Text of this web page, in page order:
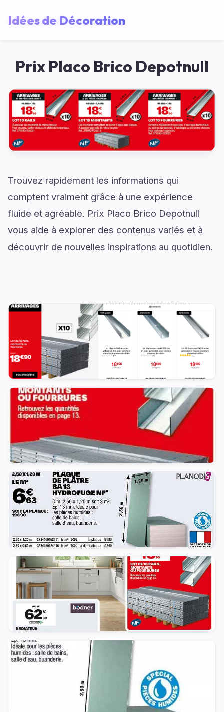
Idées de Décoration
Prix Placo Brico Depotnull
Trouvez rapidement les informations qui
comptent vraiment grâce à une expérience
fluide et agréable. Prix Placo Brico Depotnull
vous aide à explorer des contenus variés et à
découvrir de nouvelles inspirations au quotidien.